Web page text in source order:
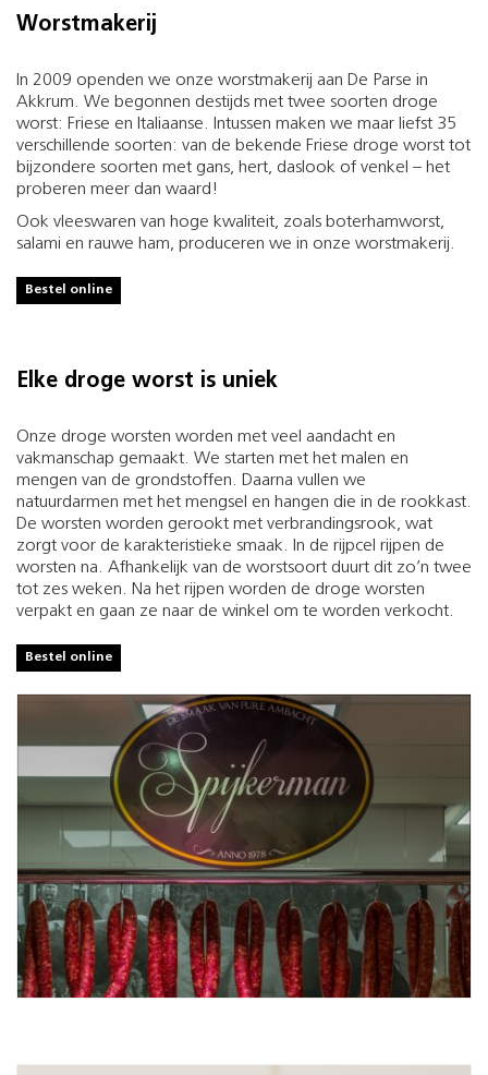
Worstmakerij
In 2009 openden we onze worstmakerij aan De Parse in
Akkrum. We begonnen destijds met twee soorten droge
worst: Friese en Italiaanse. Intussen maken we maar liefst 35
verschillende soorten: van de bekende Friese droge worst tot
bijzondere soorten met gans, hert, daslook of venkel – het
proberen meer dan waard!
Ook vleeswaren van hoge kwaliteit, zoals boterhamworst,
salami en rauwe ham, produceren we in onze worstmakerij.
Bestel online
Elke droge worst is uniek
Onze droge worsten worden met veel aandacht en
vakmanschap gemaakt. We starten met het malen en
mengen van de grondstoffen. Daarna vullen we
natuurdarmen met het mengsel en hangen die in de rookkast.
De worsten worden gerookt met verbrandingsrook, wat
zorgt voor de karakteristieke smaak. In de rijpcel rijpen de
worsten na. Afhankelijk van de worstsoort duurt dit zo’n twee
tot zes weken. Na het rijpen worden de droge worsten
verpakt en gaan ze naar de winkel om te worden verkocht.
Bestel online